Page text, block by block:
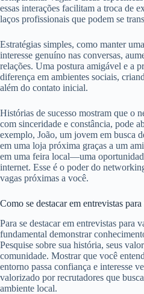
essas interações facilitam a troca de
laços profissionais que podem se
Estratégias simples, como manter
interesse genuíno nas conversas,
relações. Uma postura amigável e a
diferença em ambientes sociais,
além do contato inicial.
Histórias de sucesso mostram que o
com sinceridade e constância, pode
exemplo, João, um jovem em busca
em uma loja próxima graças a um
em uma feira local—uma
internet. Esse é o poder do
vagas próximas a você.
Como se destacar em entrevistas
Para se destacar em entrevistas para
fundamental demonstrar
Pesquise sobre sua história, seus
comunidade. Mostrar que você
entorno passa confiança e interesse
valorizado por recrutadores que
ambiente local.